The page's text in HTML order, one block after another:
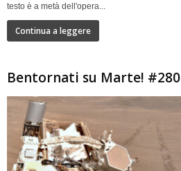
testo è a metà dell'opera...
Continua a leggere
Bentornati su Marte! #280